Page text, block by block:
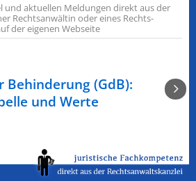
und aktuellen Meldungen direkt aus der
Rechts­anwältin oder eines Rechts­
der eigenen Webseite
Behinderung (GdB):
und Werte